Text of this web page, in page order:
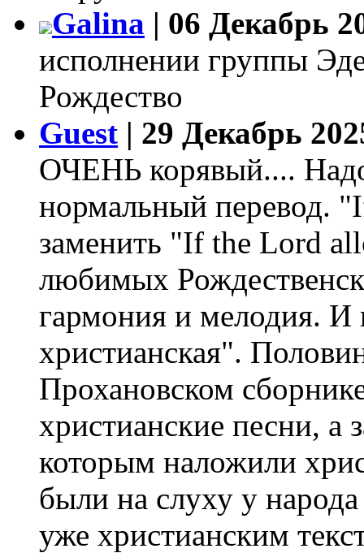
Galina | 06 Декабрь
исполнении группы
Рождество
Guest | 29 Декабрь
ОЧЕНЬ корявый.... Надо
нормальный перевод.
заменить "If the Lord
любимых
гармония и мелодия. И
христианская".
Прохановском
христианскиe песни, а
которым наложили
были на слуху у
уже христианским